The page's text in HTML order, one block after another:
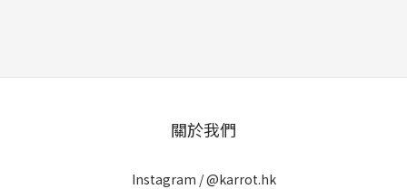
關於我們
Instagram /@karrot.hk